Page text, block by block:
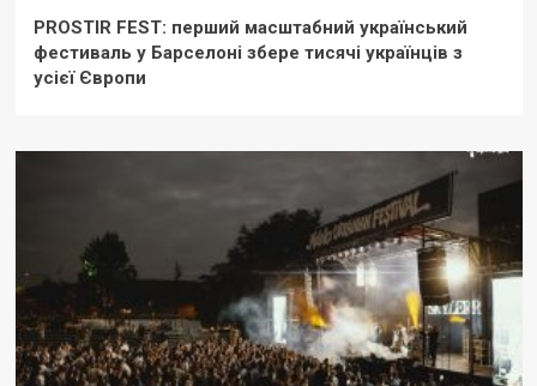
PROSTIR FEST: перший масштабний український
фестиваль у Барселоні збере тисячі українців з
усієї Європи